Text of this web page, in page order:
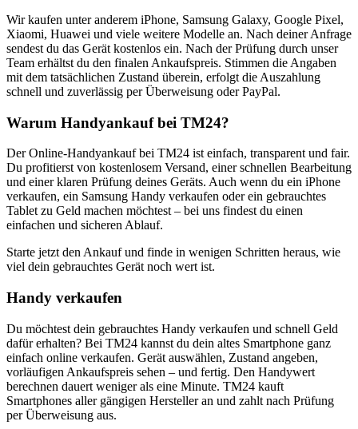
Wir kaufen unter anderem iPhone, Samsung Galaxy, Google Pixel,
Xiaomi, Huawei und viele weitere Modelle an. Nach deiner Anfrage
sendest du das Gerät kostenlos ein. Nach der Prüfung durch unser
Team erhältst du den finalen Ankaufspreis. Stimmen die Angaben
mit dem tatsächlichen Zustand überein, erfolgt die Auszahlung
schnell und zuverlässig per Überweisung oder PayPal.
Warum Handyankauf bei TM24?
Der Online-Handyankauf bei TM24 ist einfach, transparent und fair.
Du profitierst von kostenlosem Versand, einer schnellen Bearbeitung
und einer klaren Prüfung deines Geräts. Auch wenn du ein iPhone
verkaufen, ein Samsung Handy verkaufen oder ein gebrauchtes
Tablet zu Geld machen möchtest – bei uns findest du einen
einfachen und sicheren Ablauf.
Starte jetzt den Ankauf und finde in wenigen Schritten heraus, wie
viel dein gebrauchtes Gerät noch wert ist.
Handy verkaufen
Du möchtest dein gebrauchtes Handy verkaufen und schnell Geld
dafür erhalten? Bei TM24 kannst du dein altes Smartphone ganz
einfach online verkaufen. Gerät auswählen, Zustand angeben,
vorläufigen Ankaufspreis sehen – und fertig. Den Handywert
berechnen dauert weniger als eine Minute. TM24 kauft
Smartphones aller gängigen Hersteller an und zahlt nach Prüfung
per Überweisung aus.